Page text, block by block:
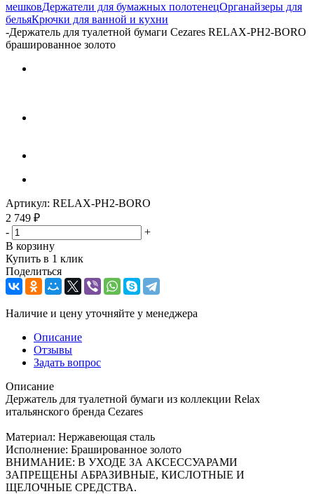
мешковДержатели для бумажных полотенецОрганайзеры для
бельяКрючки для ванной и кухни
-Держатель для туалетной бумаги Cezares RELAX-PH2-BORO
брашированное золото
Артикул: RELAX-PH2-BORO
2 749 ₽
-
+
В корзину
Купить в 1 клик
Поделиться
Наличие и цену уточняйте у менеджера
Описание
Отзывы
Задать вопрос
Описание
Держатель для туалетной бумаги из коллекции Relax
итальянского бренда Cezares
Материал: Нержавеющая сталь
Исполнение: Брашированное золото
ВНИМАНИЕ: В УХОДЕ ЗА АКСЕССУАРАМИ
ЗАПРЕЩЕНЫ АБРАЗИВНЫЕ, КИСЛОТНЫЕ И
ЩЕЛОЧНЫЕ СРЕДСТВА.